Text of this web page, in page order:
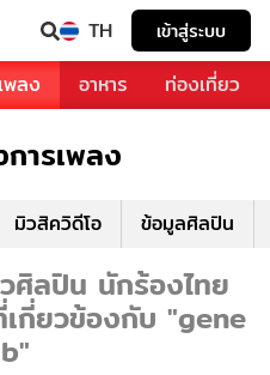
TH เข้าสู่ระบบ
พลง อาหาร ท่องเที่ยว
ารเพลง
มิวสิควิดีโอ ข้อมูลศิลปิน
ศิลปิน นักร้องไทย
เกี่ยวข้องกับ "gene